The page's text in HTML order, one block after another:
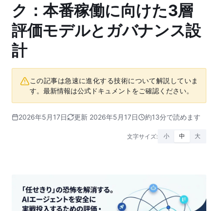
ク：本番稼働に向けた3層
評価モデルとガバナンス設
計
この記事は急速に進化する技術について解説していま
す。最新情報は公式ドキュメントをご確認ください。
2026年5月17日 更新 2026年5月17日 約13分で読めます
文字サイズ: 小 中 大